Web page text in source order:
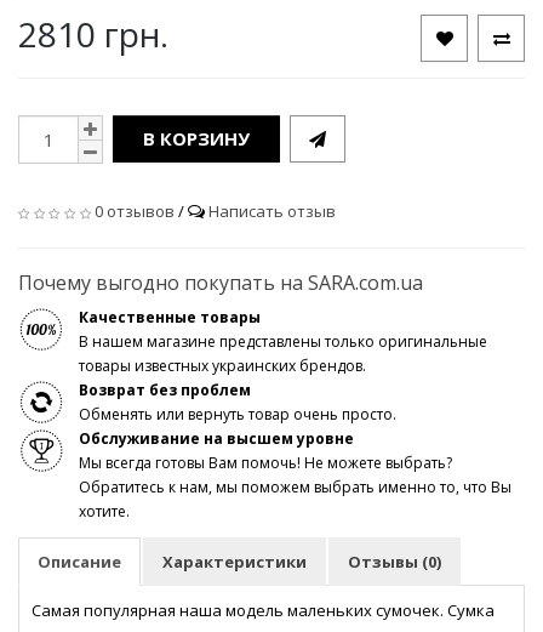
2810 грн.
В КОРЗИНУ
0 отзывов / Написать отзыв
Почему выгодно покупать на SARA.com.ua
Качественные товары
В нашем магазине представлены только оригинальные
товары известных украинских брендов.
Возврат без проблем
Обменять или вернуть товар очень просто.
Обслуживание на высшем уровне
Мы всегда готовы Вам помочь! Не можете выбрать?
Обратитесь к нам, мы поможем выбрать именно то, что Вы
хотите.
Описание Характеристики Отзывы (0)
Самая популярная наша модель маленьких сумочек. Сумка